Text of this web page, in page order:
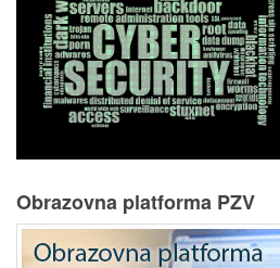
Obrazovna platforma PZV